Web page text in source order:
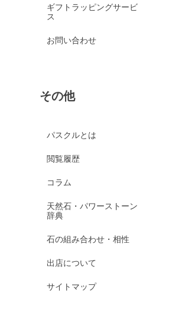
ギフトラッピングサービ
ス
お問い合わせ
その他
パスクルとは
閲覧履歴
コラム
天然石・パワーストーン
辞典
石の組み合わせ・相性
出店について
サイトマップ